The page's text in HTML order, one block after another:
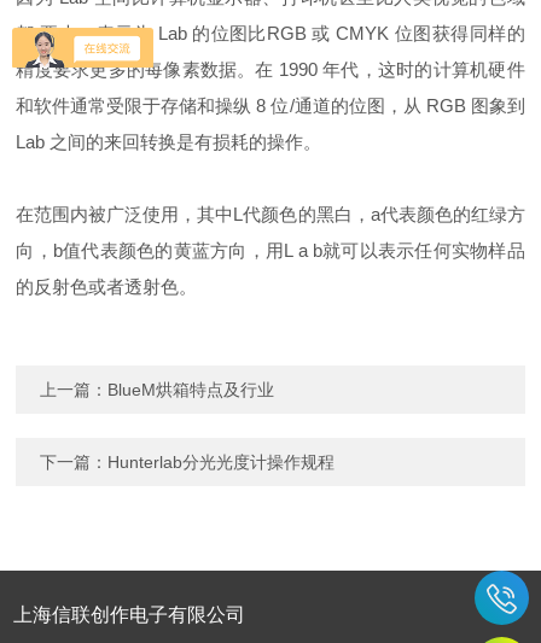
都 要大，表示为 Lab 的位图比RGB 或 CMYK 位图获得同样的
精度要求更多的每像素数据。在 1990 年代，这时的计算机硬件
和软件通常受限于存储和操纵 8 位/通道的位图，从 RGB 图象到
Lab 之间的来回转换是有损耗的操作。
在范围内被广泛使用，其中L代颜色的黑白，a代表颜色的红绿方
向，b值代表颜色的黄蓝方向，用L a b就可以表示任何实物样品
的反射色或者透射色。
上一篇： BlueM烘箱特点及行业
下一篇： Hunterlab分光光度计操作规程
上海信联创作电子有限公司